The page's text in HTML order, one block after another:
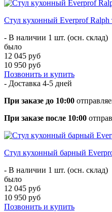
Стул кухонный Everprof Ralph
- В наличии 1 шт. (осн. склад)
было
12 045 руб
10 950 руб
Позвонить и купить
- Доставка 4-5 дней
При заказе до 10:00
При заказе после 10:00
Стул кухонный барный
- В наличии 1 шт. (осн. склад)
было
12 045 руб
10 950 руб
Позвонить и купить